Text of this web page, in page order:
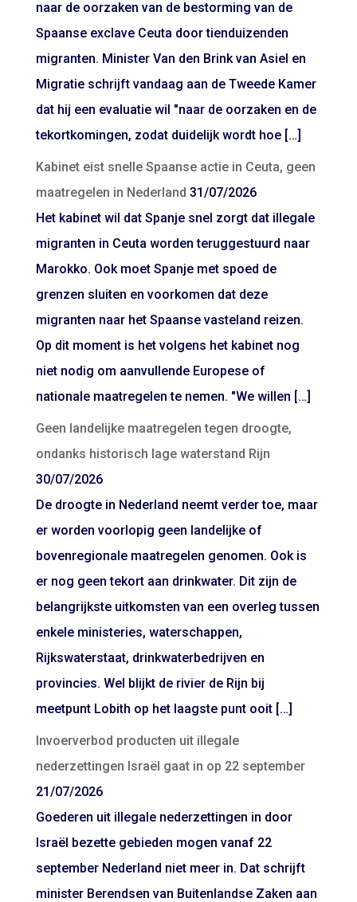
naar de oorzaken van de bestorming van de
Spaanse exclave Ceuta door tienduizenden
migranten. Minister Van den Brink van Asiel en
Migratie schrijft vandaag aan de Tweede Kamer
dat hij een evaluatie wil "naar de oorzaken en de
tekortkomingen, zodat duidelijk wordt hoe […]
Kabinet eist snelle Spaanse actie in Ceuta, geen
maatregelen in Nederland 31/07/2026
Het kabinet wil dat Spanje snel zorgt dat illegale
migranten in Ceuta worden teruggestuurd naar
Marokko. Ook moet Spanje met spoed de
grenzen sluiten en voorkomen dat deze
migranten naar het Spaanse vasteland reizen.
Op dit moment is het volgens het kabinet nog
niet nodig om aanvullende Europese of
nationale maatregelen te nemen. "We willen […]
Geen landelijke maatregelen tegen droogte,
ondanks historisch lage waterstand Rijn
30/07/2026
De droogte in Nederland neemt verder toe, maar
er worden voorlopig geen landelijke of
bovenregionale maatregelen genomen. Ook is
er nog geen tekort aan drinkwater. Dit zijn de
belangrijkste uitkomsten van een overleg tussen
enkele ministeries, waterschappen,
Rijkswaterstaat, drinkwaterbedrijven en
provincies. Wel blijkt de rivier de Rijn bij
meetpunt Lobith op het laagste punt ooit […]
Invoerverbod producten uit illegale
nederzettingen Israël gaat in op 22 september
21/07/2026
Goederen uit illegale nederzettingen in door
Israël bezette gebieden mogen vanaf 22
september Nederland niet meer in. Dat schrijft
minister Berendsen van Buitenlandse Zaken aan